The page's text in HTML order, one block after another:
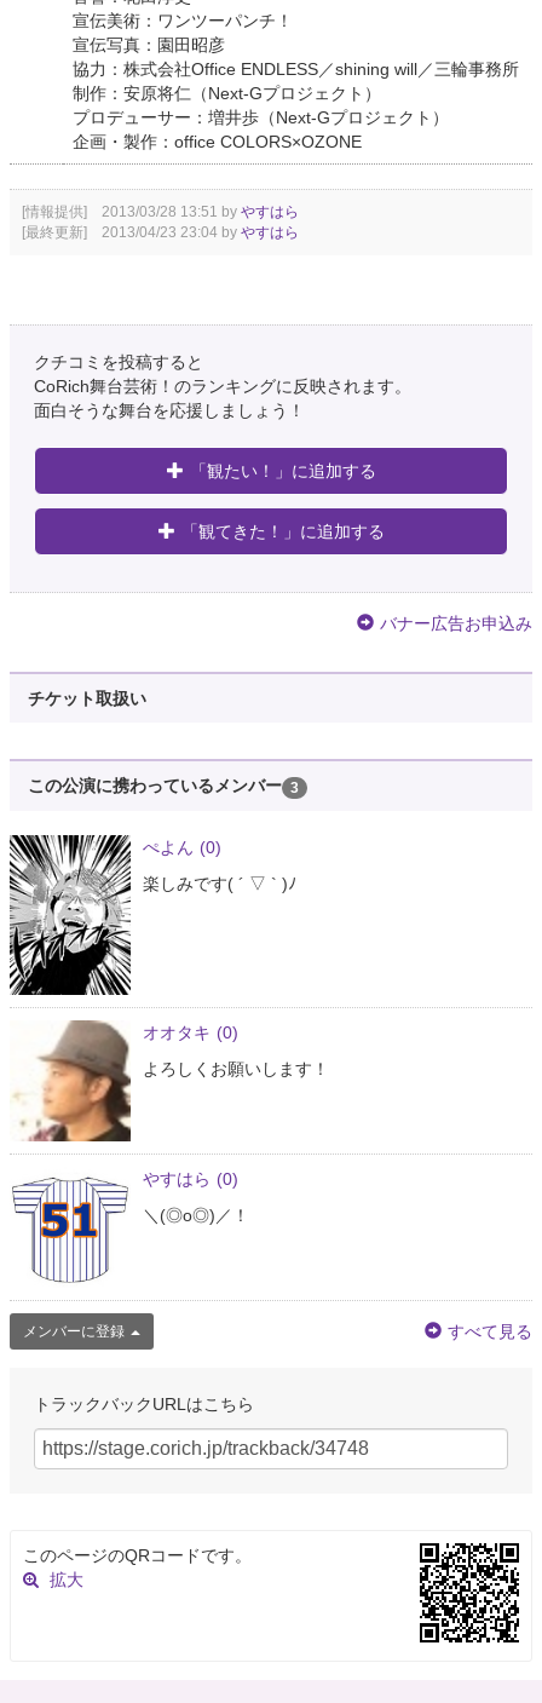
宣伝美術：ワンツーパンチ！
宣伝写真：園田昭彦
協力：株式会社Office ENDLESS／shining will／三輪事務所
制作：安原将仁（Next-Gプロジェクト）
プロデューサー：増井歩（Next-Gプロジェクト）
企画・製作：office COLORS×OZONE
[情報提供] 2013/03/28 13:51 by やすはら
[最終更新] 2013/04/23 23:04 by やすはら
クチコミを投稿すると
CoRich舞台芸術！のランキングに反映されます。
面白そうな舞台を応援しましょう！
「観たい！」に追加する
「観てきた！」に追加する
バナー広告お申込み
チケット取扱い
この公演に携わっているメンバー 3
ぺよん (0)
楽しみです( ´ ▽ ` )ﾉ
オオタキ (0)
よろしくお願いします！
やすはら (0)
＼(◎o◎)／！
メンバーに登録 すべて見る
トラックバックURLはこちら
このページのQRコードです。
拡大